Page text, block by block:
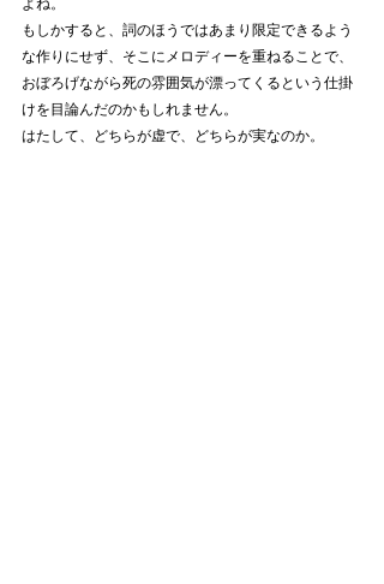
よね。
もしかすると、詞のほうではあまり限定できるよう
な作りにせず、そこにメロディーを重ねることで、
おぼろげながら死の雰囲気が漂ってくるという仕掛
けを目論んだのかもしれません。
はたして、どちらが虚で、どちらが実なのか。